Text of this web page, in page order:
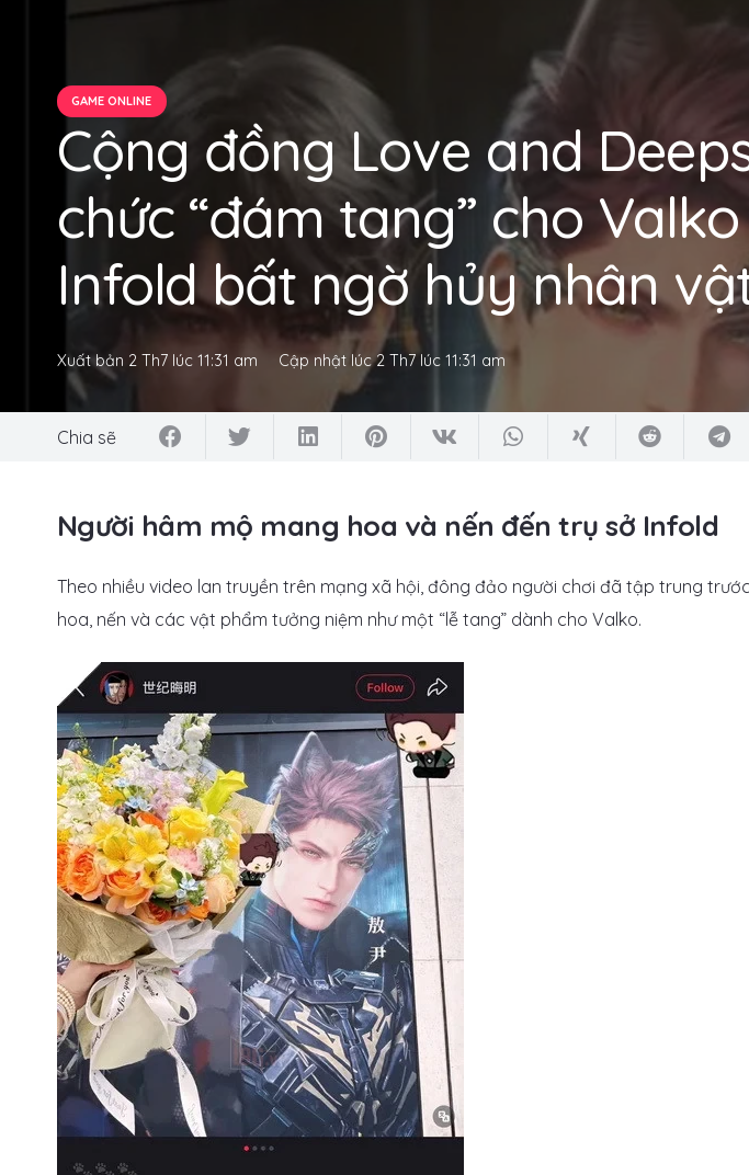
GAME ONLINE
Cộng đồng Love and
chức “đám tang” cho
Infold bất ngờ hủy nhân
Xuất bản 2 Th7 lúc 11:31 am Cập nhật lúc2 Th7 lúc 11:31 am
Chia sẽ
Người hâm mộ mang hoa và nến đến trụ sở Infold
Theo nhiều video lan truyền trên mạng xã hội, đông đảo người chơi đã tập trung
hoa, nến và các vật phẩm tưởng niệm như một “lễ tang” dành cho Valko.